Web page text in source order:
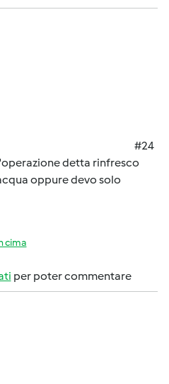
#24
detta rinfresco
oppure devo solo
cima
per poter commentare